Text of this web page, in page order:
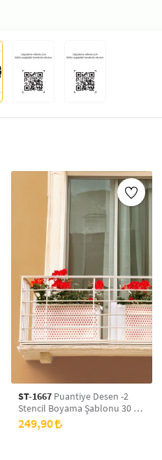
ST-1667 Puantiye Desen -2
Stencil Boyama Şablonu 30 x
30 cm, Duvar Stencil, Fayans
Stencil, Mobilya Stencil
249,90